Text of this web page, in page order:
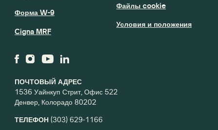
ПОЧТОВЫЙ АДРЕС
1536 Уайнкуп Стрит, Офис 522
Денвер, Колорадо 80202
ТЕЛЕФОН (303) 629-1166
Форма W-9
Cigna MRF
Файлы cookie
Условия и положения